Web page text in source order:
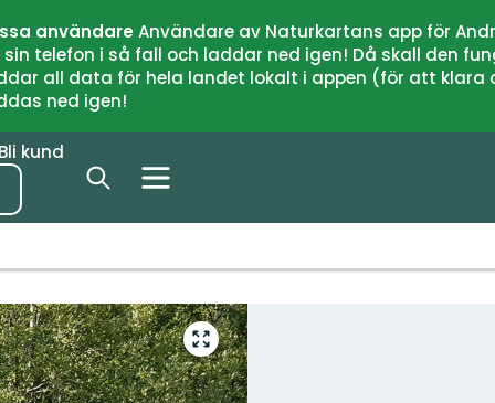
användareAnvändare av Naturkartans app för
telefon i så fall och laddar ned igen! Då skall den
all data för hela landet lokalt i appen (för att
ned igen!
Bli kund
Gå
till
helskärmsläge